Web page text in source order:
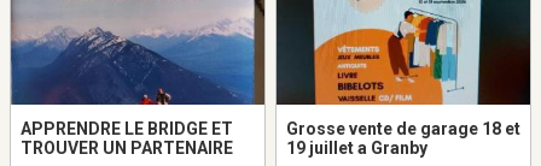
APPRENDRE LE BRIDGE ET
TROUVER UN PARTENAIRE
Grosse vente de garage 18 et
19 juillet a Granby